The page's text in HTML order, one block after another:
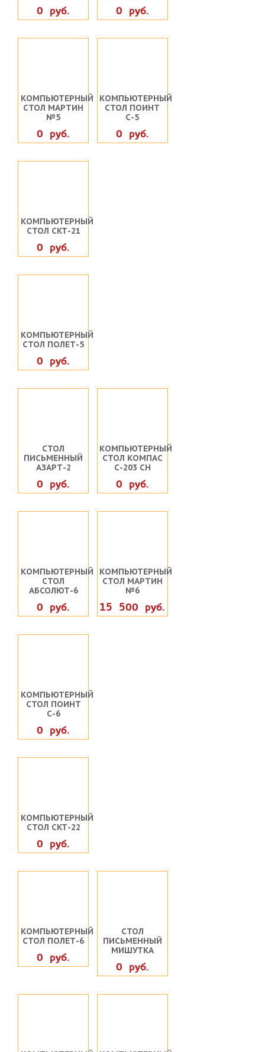
0 руб. 0 руб.
КОМПЬЮТЕРНЫЙ
СТОЛ МАРТИН
№5
0 руб.
КОМПЬЮТЕРНЫЙ
СТОЛ ПОИНТ
С-5
0 руб.
КОМПЬЮТЕРНЫЙ
СТОЛ СКТ-21
0 руб.
КОМПЬЮТЕРНЫЙ
СТОЛ ПОЛЕТ-5
0 руб.
СТОЛ
ПИСЬМЕННЫЙ
АЗАРТ-2
0 руб.
КОМПЬЮТЕРНЫЙ
СТОЛ КОМПАС
С-203 СН
0 руб.
КОМПЬЮТЕРНЫЙ
СТОЛ
АБСОЛЮТ-6
0 руб.
КОМПЬЮТЕРНЫЙ
СТОЛ МАРТИН
№6
15 500 руб.
КОМПЬЮТЕРНЫЙ
СТОЛ ПОИНТ
С-6
0 руб.
КОМПЬЮТЕРНЫЙ
СТОЛ СКТ-22
0 руб.
КОМПЬЮТЕРНЫЙ
СТОЛ ПОЛЕТ-6
0 руб.
СТОЛ
ПИСЬМЕННЫЙ
МИШУТКА
0 руб.